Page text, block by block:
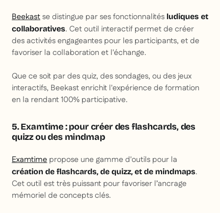
Beekastse distingue par ses fonctionnalités ludiques et
collaboratives. Cet outil interactif permet de créer
des activités engageantes pour les participants, et de
favoriser la collaboration et l'échange.
Que ce soit par des quiz, des sondages, ou des jeux
interactifs, Beekast enrichit l'expérience de formation
en la rendant 100% participative.
5. Examtime : pour créer des flashcards, des
quizz ou des mindmap
Examtime propose une gamme d'outils pour la
création de flashcards, de quizz, et de mindmaps.
Cet outil est très puissant pour favoriser l’ancrage
mémoriel de concepts clés.